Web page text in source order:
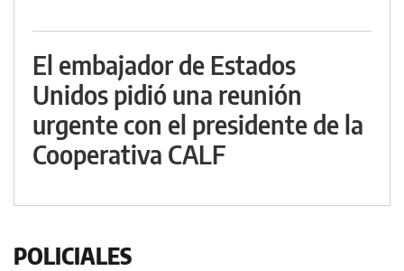
El embajador de Estados
Unidos pidió una reunión
urgente con el presidente de la
Cooperativa CALF
POLICIALES